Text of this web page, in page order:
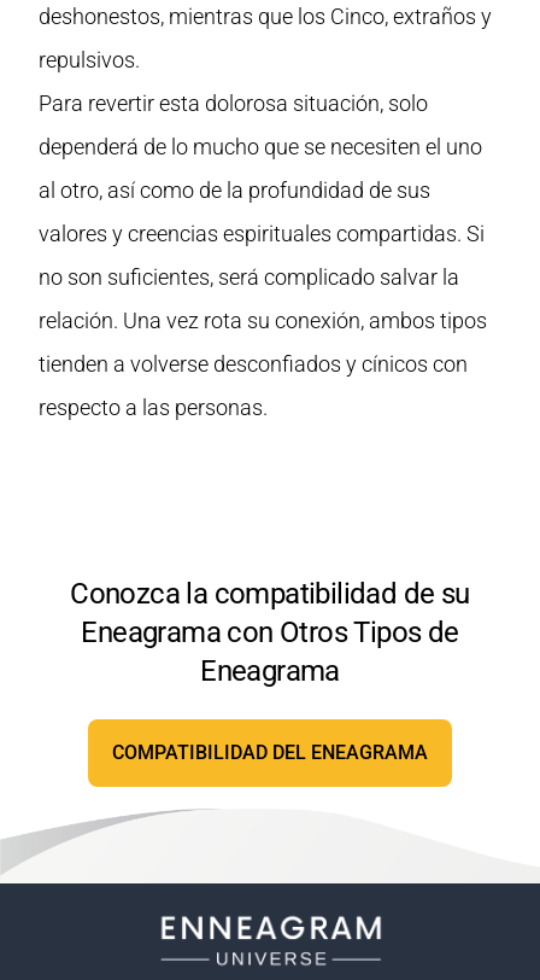
deshonestos, mientras que los Cinco, extraños y
repulsivos.
Para revertir esta dolorosa situación, solo
dependerá de lo mucho que se necesiten el uno
al otro, así como de la profundidad de sus
valores y creencias espirituales compartidas. Si
no son suficientes, será complicado salvar la
relación. Una vez rota su conexión, ambos tipos
tienden a volverse desconfiados y cínicos con
respecto a las personas.
Conozca la compatibilidad de su
Eneagrama con Otros Tipos de
Eneagrama
COMPATIBILIDAD DEL ENEAGRAMA